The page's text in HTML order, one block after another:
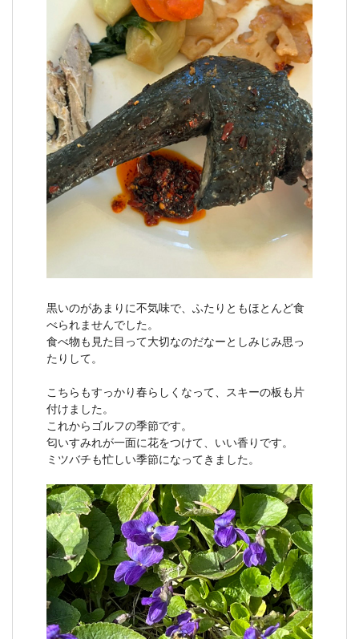
黒いのがあまりに不気味で、ふたりともほとんど食
べられませんでした。
食べ物も見た目って大切なのだなーとしみじみ思っ
たりして。
こちらもすっかり春らしくなって、スキーの板も片
付けました。
これからゴルフの季節です。
匂いすみれが一面に花をつけて、いい香りです。
ミツバチも忙しい季節になってきました。